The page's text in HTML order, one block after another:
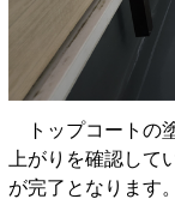
トップコートの
上がりを確認し
が完了となります